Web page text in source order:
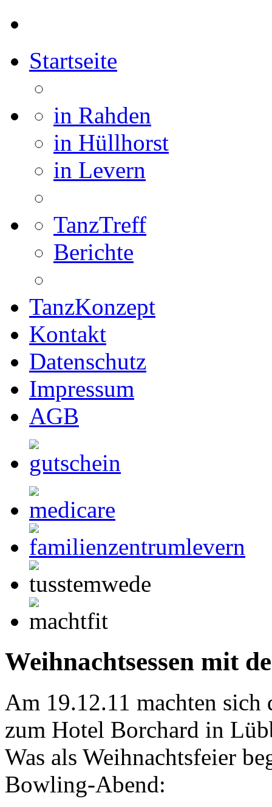
Startseite
in Rahden
in Hüllhorst
in Levern
TanzTreff
Berichte
TanzKonzept
Kontakt
Datenschutz
Impressum
AGB
Weihnachtsessen mit
Am 19.12.11 machten
zum Hotel Borchard in
Was als Weihnachtsfeier
Bowling-Abend: